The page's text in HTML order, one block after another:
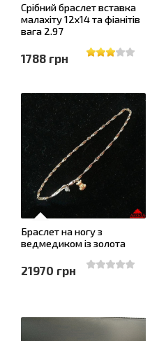
Срібний браслет вставка
малахіту 12х14 та фіанітів
вага 2.97
1788 грн
Браслет на ногу з
ведмедиком із золота
21970 грн